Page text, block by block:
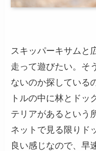
スキッパーキサムと
走って遊びたい。そ
ないのか探している
トルの中に林とドッ
テリアがあるという
ネットで見る限りド
良い感じなので、早